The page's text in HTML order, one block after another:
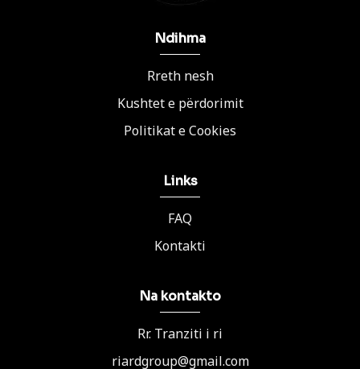
Ndihma
Rreth nesh
Kushtet e përdorimit
Politikat e Cookies
Links
FAQ
Kontakti
Na kontakto
Rr. Tranziti i ri
riardgroup@gmail.com